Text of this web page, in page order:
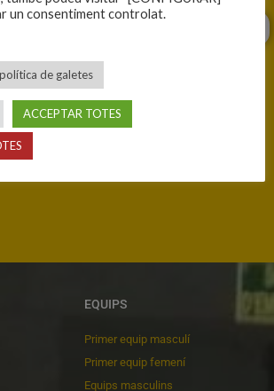
EQUIPS
Primer equip masculí
Primer equip femení
Equips masculins
un consentiment controlat.
de galetes
ACCEPTAR TOTES